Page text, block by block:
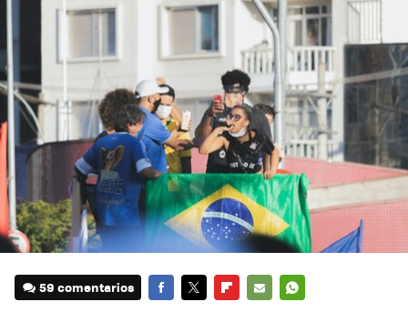
59 comentarios